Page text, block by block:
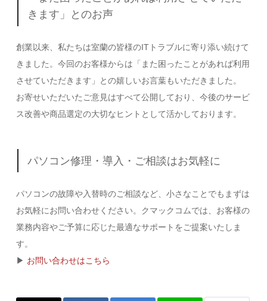
きます」とのお声
創業以来、私たちは室蘭の皆様のITトラブルに寄り添い続けて
きました。今回のお客様からは「また困ったことがあれば利用
させていただきます」との嬉しいお言葉もいただきました。
お寄せいただいたご意見はすべて公開しており、今後のサービ
ス改善や商品選定の大切なヒントとして活かしております。
パソコン修理・導入・ご相談はお気軽に
パソコンの故障や入替時のご相談など、小さなことでもまずは
お気軽にお問い合わせください。クマックコムでは、お客様の
業務内容やご予算に応じた最適なサポートをご提案いたしま
す。
▶ お問い合わせはこちら